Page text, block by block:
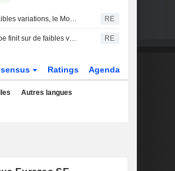
L'Europe finit sur de faibles variations, le Moyen-Orient inquiète de nouveau RE
Point marchés-L'Europe finit sur de faibles variations, le Moyen-Orient inquiète de nouveau RE
Ratings Agenda
Autres langues